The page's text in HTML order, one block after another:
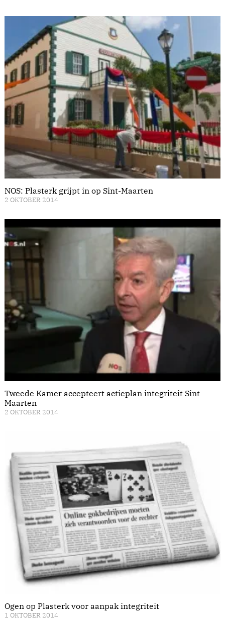
NOS: Plasterk grijpt in op Sint-Maarten
2 OKTOBER 2014
Tweede Kamer accepteert actieplan integriteit Sint
Maarten
2 OKTOBER 2014
Ogen op Plasterk voor aanpak integriteit
1 OKTOBER 2014